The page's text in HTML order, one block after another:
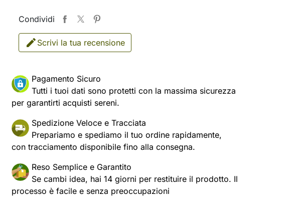
Condividi
Scrivi la tua recensione
Pagamento Sicuro
Tutti i tuoi dati sono protetti con la massima sicurezza
per garantirti acquisti sereni.
Spedizione Veloce e Tracciata
Prepariamo e spediamo il tuo ordine rapidamente,
con tracciamento disponibile fino alla consegna.
Reso Semplice e Garantito
Se cambi idea, hai 14 giorni per restituire il prodotto. Il
processo è facile e senza preoccupazioni